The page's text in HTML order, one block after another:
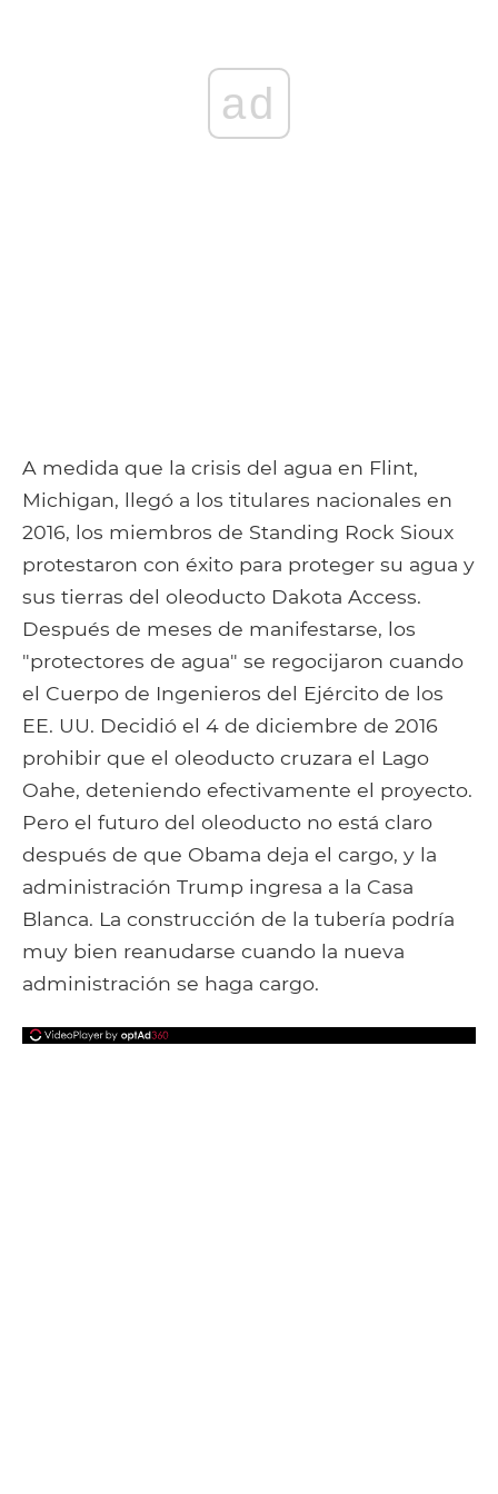
ad
A medida que la crisis del agua en Flint,
Michigan, llegó a los titulares nacionales en
2016, los miembros de Standing Rock Sioux
protestaron con éxito para proteger su agua y
sus tierras del oleoducto Dakota Access.
Después de meses de manifestarse, los
"protectores de agua" se regocijaron cuando
el Cuerpo de Ingenieros del Ejército de los
EE. UU. Decidió el 4 de diciembre de 2016
prohibir que el oleoducto cruzara el Lago
Oahe, deteniendo efectivamente el proyecto.
Pero el futuro del oleoducto no está claro
después de que Obama deja el cargo, y la
administración Trump ingresa a la Casa
Blanca. La construcción de la tubería podría
muy bien reanudarse cuando la nueva
administración se haga cargo.